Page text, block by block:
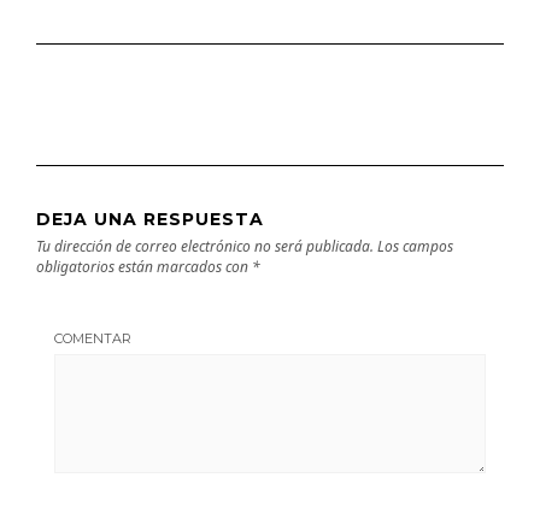
DEJA UNA RESPUESTA
Tu dirección de correo electrónico no será publicada. Los campos
obligatorios están marcados con *
COMENTAR